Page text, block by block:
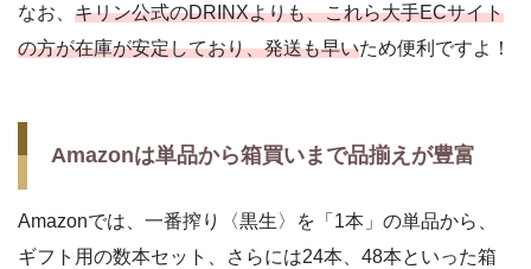
なお、 キリン公式のDRINXよりも、これら大手ECサイト
の方が在庫が安定しており、発送も早いため便利ですよ！
Amazonは単品から箱買いまで品揃えが豊富
Amazonでは、一番搾り〈黒生〉を「1本」の単品から、
ギフト用の数本セット、さらには24本、48本といった箱